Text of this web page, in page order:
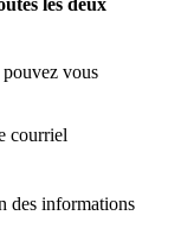
les deux
pouvez vous
courriel
des informations